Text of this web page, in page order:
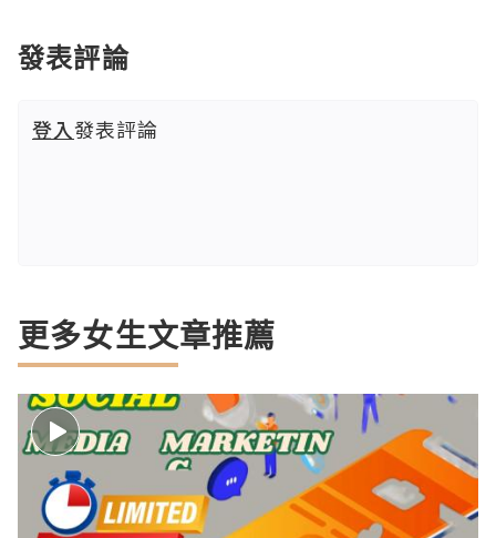
發表評論
登入發表評論
更多女生文章推薦